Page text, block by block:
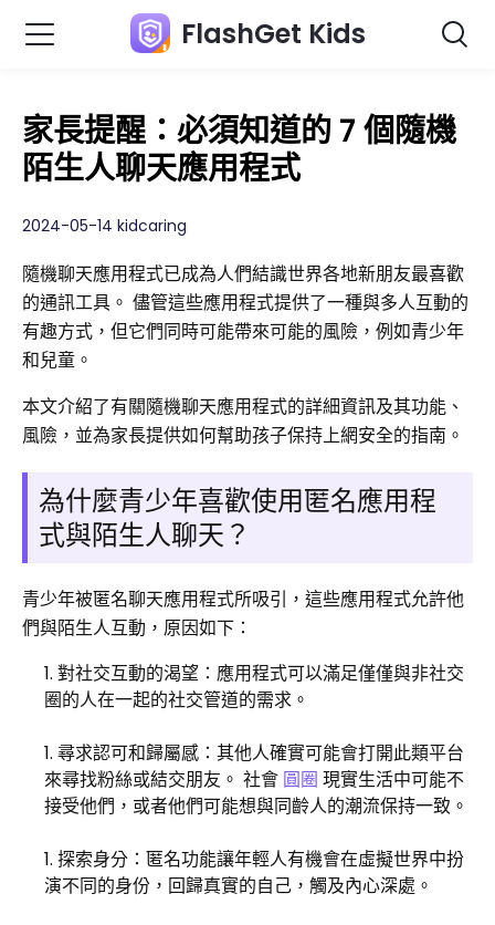
FlashGet Kids
家長提醒：必須知道的 7 個隨機
陌生人聊天應用程式
2024-05-14 kidcaring
隨機聊天應用程式已成為人們結識世界各地新朋友最喜歡
的通訊工具。 儘管這些應用程式提供了一種與多人互動的
有趣方式，但它們同時可能帶來可能的風險，例如青少年
和兒童。
本文介紹了有關隨機聊天應用程式的詳細資訊及其功能、
風險，並為家長提供如何幫助孩子保持上網安全的指南。
為什麼青少年喜歡使用匿名應用程
式與陌生人聊天？
青少年被匿名聊天應用程式所吸引，這些應用程式允許他
們與陌生人互動，原因如下：
對社交互動的渴望：應用程式可以滿足僅僅與非社交
圈的人在一起的社交管道的需求。
尋求認可和歸屬感：其他人確實可能會打開此類平台
來尋找粉絲或結交朋友。 社會 圓圈 現實生活中可能不
接受他們，或者他們可能想與同齡人的潮流保持一致。
探索身分：匿名功能讓年輕人有機會在虛擬世界中扮
演不同的身份，回歸真實的自己，觸及內心深處。